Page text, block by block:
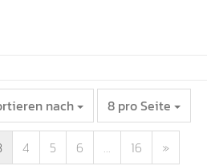
nach 8 pro Seite
4 5 6 ... 16 »